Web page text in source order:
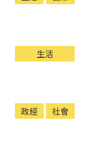
生活
政經 社會